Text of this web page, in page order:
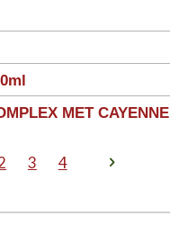
MET CAYENNE
3 4